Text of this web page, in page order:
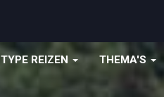
TYPE REIZEN THEMA'S